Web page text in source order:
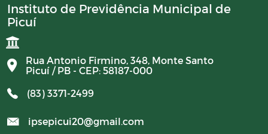
Instituto de Previdência Municipal de
Picuí
Rua Antonio Firmino, 348, Monte Santo
Picuí / PB - CEP: 58187-000
(83) 3371-2499
ipsepicui20@gmail.com